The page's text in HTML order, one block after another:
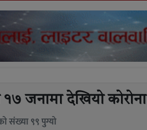
जनामा देखियो कोरोना
संख्या ९९ पुग्यो